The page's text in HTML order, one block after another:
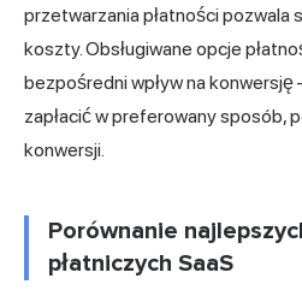
przetwarzania płatności pozwala
koszty. Obsługiwane opcje
bezpośredni wpływ na
zapłacić w preferowany sposób,
konwersji.
Porównanie
płatniczych SaaS